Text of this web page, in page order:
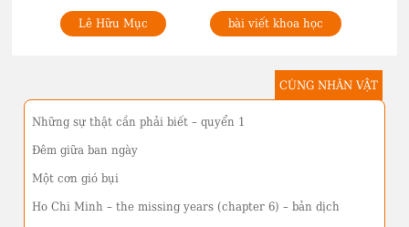
Lê Hữu Mục bài viết khoa học
CÙNG NHÂN VẬT
Những sự thật cần phải biết – quyển 1
Đêm giữa ban ngày
Một cơn gió bụi
Ho Chi Minh – the missing years (chapter 6) – bản dịch